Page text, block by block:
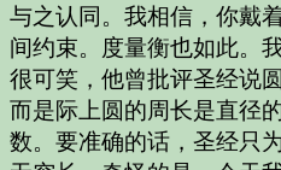
与之认同。我相信，你戴
间约束。度量衡也如此。
很可笑，他曾批评圣经说
而是际上圆的周长是直径
数。要准确的话，圣经只